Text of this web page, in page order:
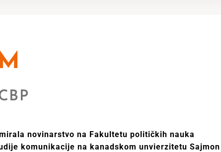
novinarstvo na Fakultetu političkih nauka
komunikacije na kanadskom unvierzitetu Sajmon